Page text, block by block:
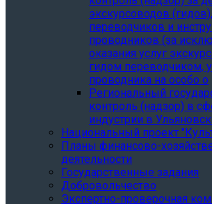
экскурсоводов
переводчиков и
проводников (за
оказания услуг
гидом переводчиком,
проводника на особо о
Региональный
контроль (надзор) в
индустрии в
Национальный проект
Планы финансово-
деятельности
Государственные задания
Добровольчество
Экспертно-проверочная